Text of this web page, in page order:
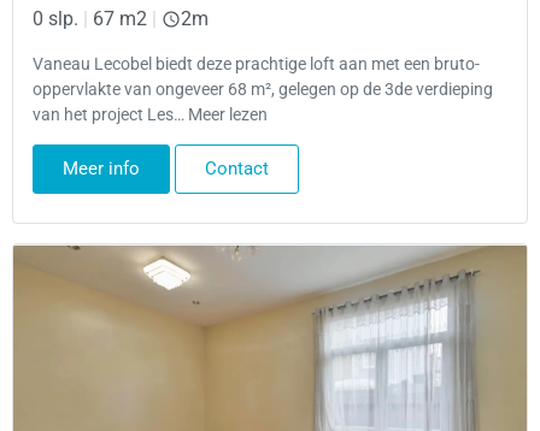
0 slp. 67 m2 2m
Vaneau Lecobel biedt deze prachtige loft aan met een bruto-
oppervlakte van ongeveer 68 m², gelegen op de 3de verdieping
van het project Les… Meer lezen
Meer info Contact